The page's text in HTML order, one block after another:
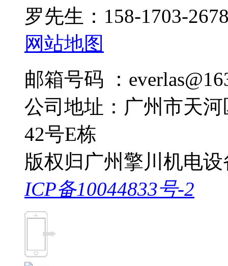
罗先生：158-1703-
网站地图
邮箱号码 ：
公司地址：广州市天
42号E栋
版权归广州擎川机电
ICP备10044833号-2